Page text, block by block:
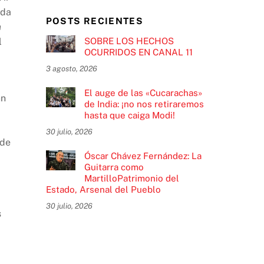
POSTS RECIENTES
SOBRE LOS HECHOS
OCURRIDOS EN CANAL 11
3 agosto, 2026
El auge de las «Cucarachas»
de India: ¡no nos retiraremos
hasta que caiga Modi!
30 julio, 2026
Óscar Chávez Fernández: La
Guitarra como
MartilloPatrimonio del
Estado, Arsenal del Pueblo
30 julio, 2026